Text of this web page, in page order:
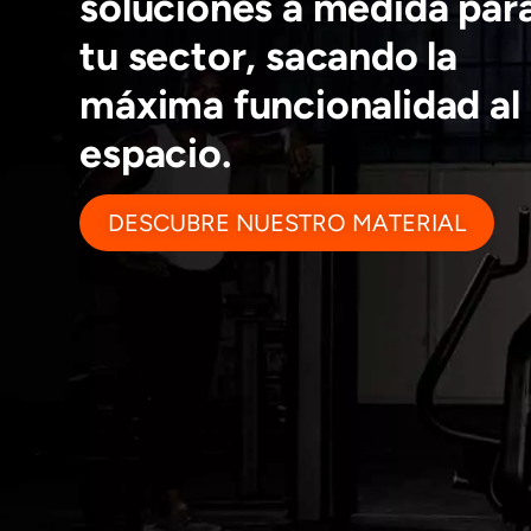
tu sector, sacando la
máxima funcionalidad al
espacio.
DESCUBRE NUESTRO MATERIAL